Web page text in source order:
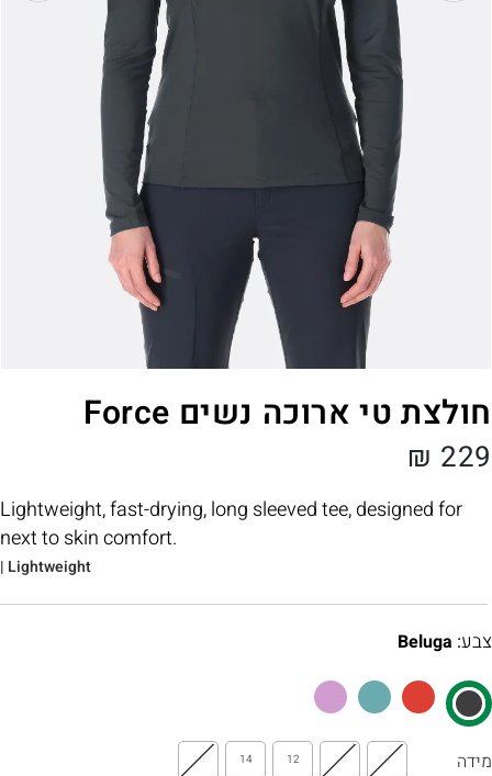
חולצת טי ארוכה נשים Force
₪ 229
Lightweight, fast-drying, long sleeved tee, designed for
next to skin comfort.
| Lightweight
צבע:
Beluga
מידה 8
10
12
14
16